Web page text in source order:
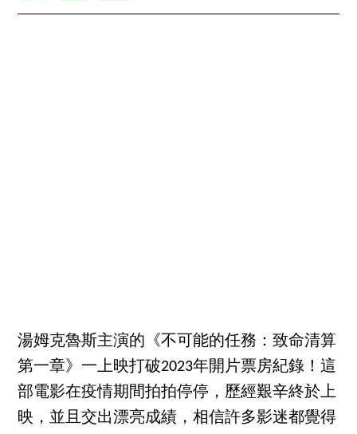
湯姆克魯斯主演的《不可能的任務：致命清算
第一章》一上映打破2023年開片票房紀錄！這
部電影在疫情期間拍拍停停，歷經艱辛終於上
映，並且交出漂亮成績，相信許多影迷都覺得